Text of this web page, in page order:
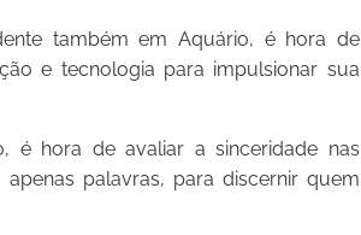
também em Aquário, é hora de
e tecnologia para impulsionar sua
hora de avaliar a sinceridade nas
palavras, para discernir quem